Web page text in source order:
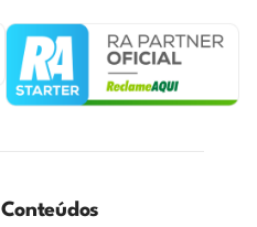
Conteúdos